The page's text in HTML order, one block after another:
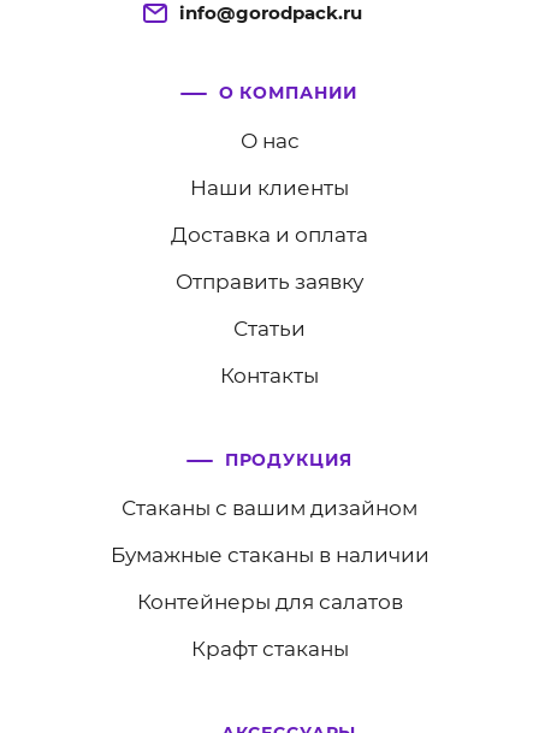
info@gorodpack.ru
О КОМПАНИИ
О нас
Наши клиенты
Доставка и оплата
Отправить заявку
Статьи
Контакты
ПРОДУКЦИЯ
Стаканы с вашим дизайном
Бумажные стаканы в наличии
Контейнеры для салатов
Крафт стаканы